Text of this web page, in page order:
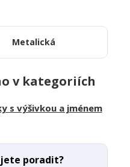
Metalická
v kategoriích
s výšivkou a jménem
poradit?